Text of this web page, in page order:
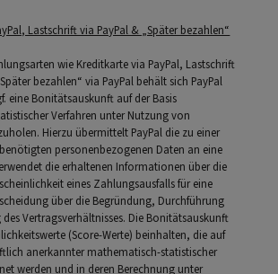
Lastschrift via PayPal & „Später bezahlen“
wie Kreditkarte via PayPal, Lastschrift
bezahlen“ via PayPal behält sich PayPal
eine Bonitätsauskunft auf der Basis
Verfahren unter Nutzung von
Hierzu übermittelt PayPal die zu einer
personenbezogenen Daten an eine
die erhaltenen Informationen über die
eines Zahlungsausfalls für eine
über die Begründung, Durchführung
Vertragsverhältnisses. Die Bonitätsauskunft
(Score-Werte) beinhalten, die auf
anerkannter mathematisch-statistischer
werden und in deren Berechnung unter